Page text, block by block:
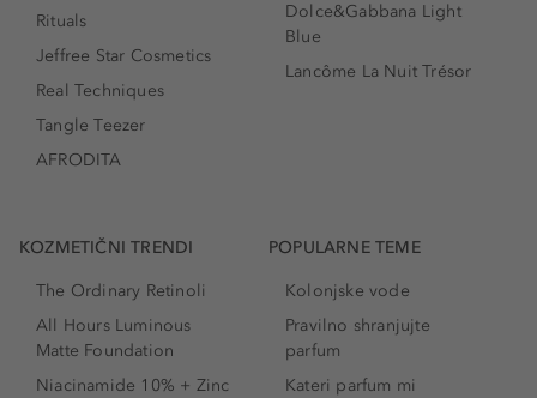
Rituals
Jeffree Star Cosmetics
Real Techniques
Tangle Teezer
AFRODITA
Dolce&Gabbana Light
Blue
Lancôme La Nuit Trésor
KOZMETIČNI TRENDI
The Ordinary Retinoli
All Hours Luminous
Matte Foundation
Niacinamide 10% + Zinc
POPULARNE TEME
Kolonjske vode
Pravilno shranjujte
parfum
Kateri parfum mi